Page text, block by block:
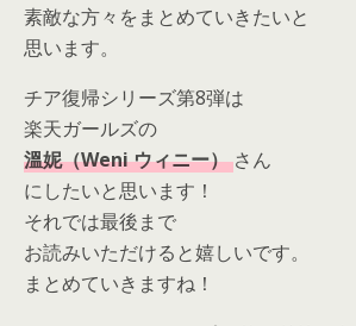
素敵な方々をまとめていきたいと
思います。
チア復帰シリーズ第8弾は
楽天ガールズの
溫妮（Weni ウィニー）さん
にしたいと思います！
それでは最後まで
お読みいただけると嬉しいです。
まとめていきますね！